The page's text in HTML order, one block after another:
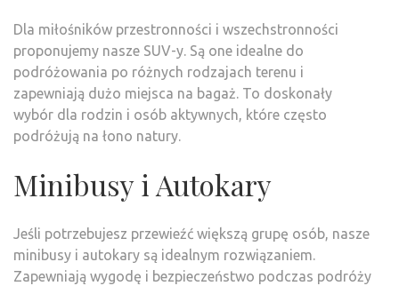
Dla miłośników przestronności i wszechstronności
proponujemy nasze SUV-y. Są one idealne do
podróżowania po różnych rodzajach terenu i
zapewniają dużo miejsca na bagaż. To doskonały
wybór dla rodzin i osób aktywnych, które często
podróżują na łono natury.
Minibusy i Autokary
Jeśli potrzebujesz przewieźć większą grupę osób, nasze
minibusy i autokary są idealnym rozwiązaniem.
Zapewniają wygodę i bezpieczeństwo podczas podróży